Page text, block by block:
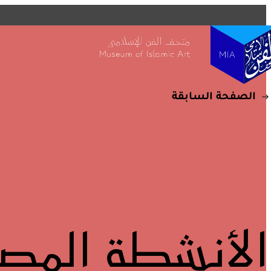
الصفحة السابقة
الأنشطة
متاحف قطر على الخريطة
استكشف متاحفنا، ومعارضنا، ومساحاتنا الإبداعية، المنتشرة
وتعرف على كل جديد. خطط لزيارتك الآن أو ابحث عن أحد
الخريطة.
المتاحف وصالات العرض والمراكز الإبداعية